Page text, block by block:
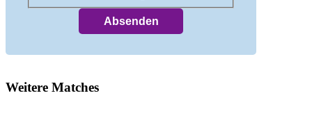
Weitere Matches